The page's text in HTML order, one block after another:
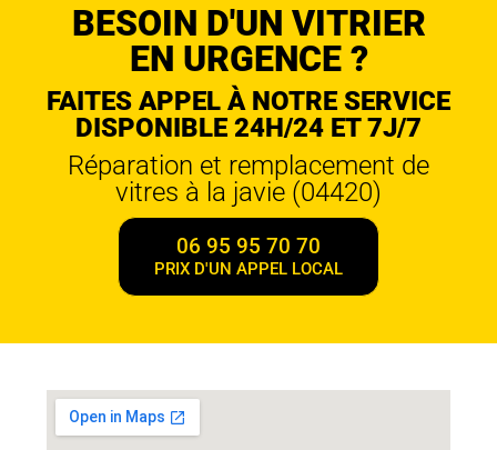
BESOIN D'UN VITRIER
EN URGENCE ?
FAITES APPEL À NOTRE SERVICE
DISPONIBLE 24H/24 ET 7J/7
Réparation et remplacement de
vitres à la javie (04420)
06 95 95 70 70
PRIX D'UN APPEL LOCAL